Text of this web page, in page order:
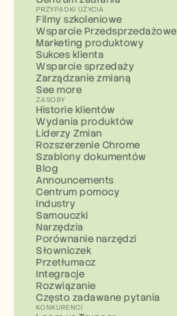
PRZYPADKI UŻYCIA
Filmy szkoleniowe
Wsparcie Przedsprzedażowe
Marketing produktowy
Sukces klienta
Wsparcie sprzedaży
Zarządzanie zmianą
See more
ZASOBY
Historie klientów
Wydania produktów
Liderzy Zmian
Rozszerzenie Chrome
Szablony dokumentów
Blog
Announcements
Centrum pomocy
Industry
Samouczki
Narzędzia
Porównanie narzędzi
Słowniczek
Przetłumacz
Integracje
Rozwiązanie
Często zadawane pytania
KONKURENCI